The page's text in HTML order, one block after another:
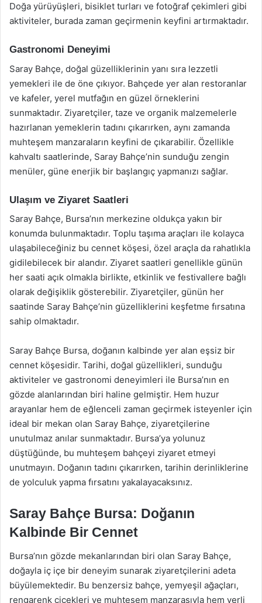
Doğa yürüyüşleri, bisiklet turları ve fotoğraf çekimleri gibi
aktiviteler, burada zaman geçirmenin keyfini artırmaktadır.
Gastronomi Deneyimi
Saray Bahçe, doğal güzelliklerinin yanı sıra lezzetli
yemekleri ile de öne çıkıyor. Bahçede yer alan restoranlar
ve kafeler, yerel mutfağın en güzel örneklerini
sunmaktadır. Ziyaretçiler, taze ve organik malzemelerle
hazırlanan yemeklerin tadını çıkarırken, aynı zamanda
muhteşem manzaraların keyfini de çıkarabilir. Özellikle
kahvaltı saatlerinde, Saray Bahçe’nin sunduğu zengin
menüler, güne enerjik bir başlangıç yapmanızı sağlar.
Ulaşım ve Ziyaret Saatleri
Saray Bahçe, Bursa’nın merkezine oldukça yakın bir
konumda bulunmaktadır. Toplu taşıma araçları ile kolayca
ulaşabileceğiniz bu cennet köşesi, özel araçla da rahatlıkla
gidilebilecek bir alandır. Ziyaret saatleri genellikle günün
her saati açık olmakla birlikte, etkinlik ve festivallere bağlı
olarak değişiklik gösterebilir. Ziyaretçiler, günün her
saatinde Saray Bahçe’nin güzelliklerini keşfetme fırsatına
sahip olmaktadır.
Saray Bahçe Bursa, doğanın kalbinde yer alan eşsiz bir
cennet köşesidir. Tarihi, doğal güzellikleri, sunduğu
aktiviteler ve gastronomi deneyimleri ile Bursa’nın en
gözde alanlarından biri haline gelmiştir. Hem huzur
arayanlar hem de eğlenceli zaman geçirmek isteyenler için
ideal bir mekan olan Saray Bahçe, ziyaretçilerine
unutulmaz anılar sunmaktadır. Bursa’ya yolunuz
düştüğünde, bu muhteşem bahçeyi ziyaret etmeyi
unutmayın. Doğanın tadını çıkarırken, tarihin derinliklerine
de yolculuk yapma fırsatını yakalayacaksınız.
Saray Bahçe Bursa: Doğanın
Kalbinde Bir Cennet
Bursa’nın gözde mekanlarından biri olan Saray Bahçe,
doğayla iç içe bir deneyim sunarak ziyaretçilerini adeta
büyülemektedir. Bu benzersiz bahçe, yemyeşil ağaçları,
rengarenk çiçekleri ve muhteşem manzarasıyla hem yerli